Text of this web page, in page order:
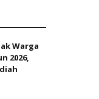
Warga
2026,